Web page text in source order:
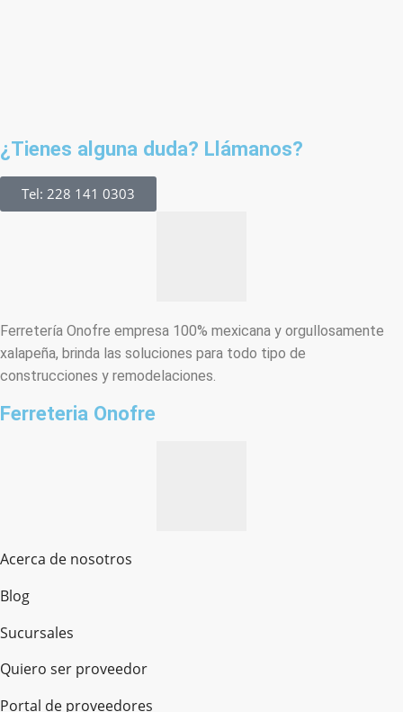
¿Tienes alguna duda? Llámanos?
Tel: 228 141 0303
Ferretería Onofre empresa 100% mexicana y orgullosamente
xalapeña, brinda las soluciones para todo tipo de
construcciones y remodelaciones.
Ferreteria Onofre
Acerca de nosotros
Blog
Sucursales
Quiero ser proveedor
Portal de proveedores